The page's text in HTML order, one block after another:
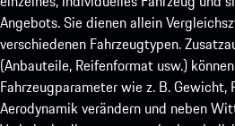
Angebots. Sie dienen allein
verschiedenen Fahrzeugtypen.
(Anbauteile, Reifenformat usw.)
Fahrzeugparameter wie z. B. Gewicht,
Aerodynamik verändern und neben